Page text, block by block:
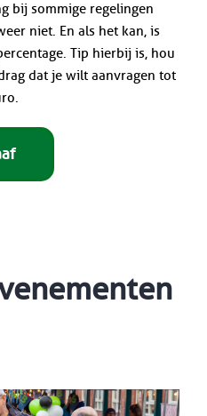
bij sommige regelingen
niet. En als het kan, is
Tip hierbij is, hou
dat je wilt aanvragen tot